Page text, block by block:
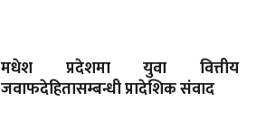
मधेश प्रदेशमा युवा वित्तीय
जवाफदेहितासम्बन्धी प्रादेशिक संवाद